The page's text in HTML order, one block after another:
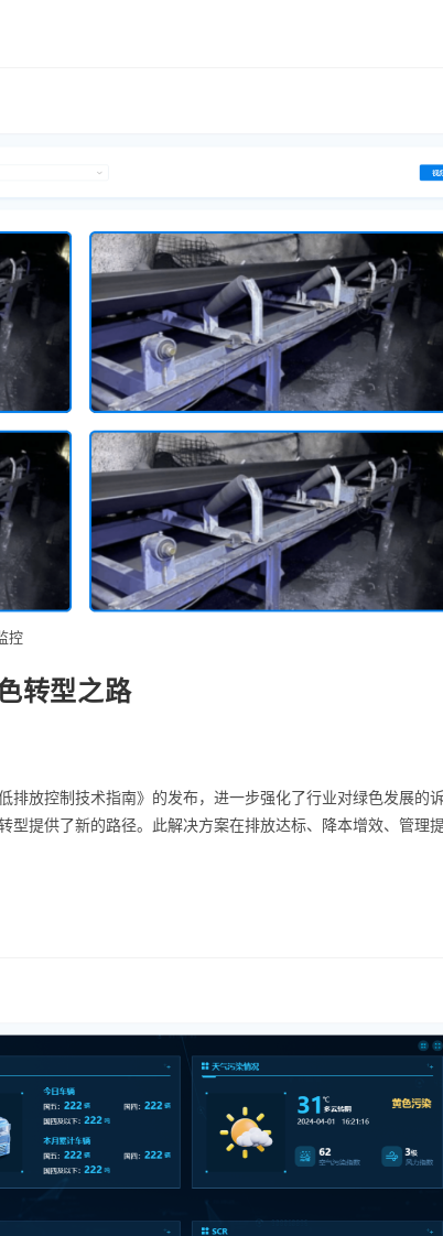
控
转型之路
放控制技术指南》的发布，进一步强化了行业对绿色发展的
提供了新的路径。此解决方案在排放达标、降本增效、管理